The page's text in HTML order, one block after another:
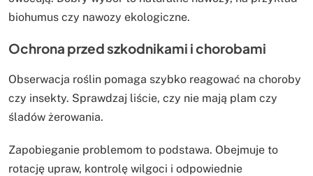
biohumus czy nawozy ekologiczne.
Ochrona przed szkodnikami i chorobami
Obserwacja roślin pomaga szybko reagować na choroby
czy insekty. Sprawdzaj liście, czy nie mają plam czy
śladów żerowania.
Zapobieganie problemom to podstawa. Obejmuje to
rotację upraw, kontrolę wilgoci i odpowiednie